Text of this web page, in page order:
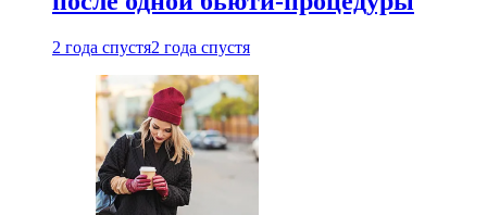
2 года спустя2 года спустя